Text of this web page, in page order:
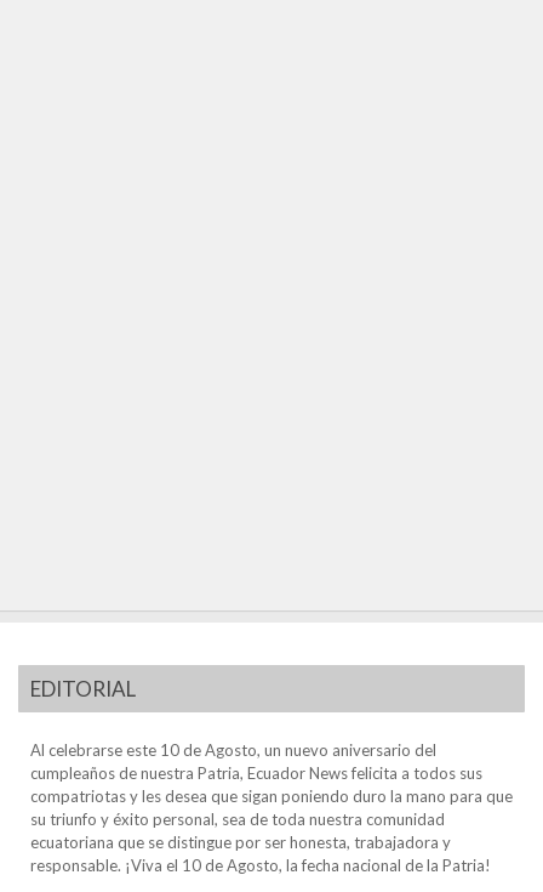
EDITORIAL
Al celebrarse este 10 de Agosto, un nuevo aniversario del
cumpleaños de nuestra Patria, Ecuador News felicita a todos sus
compatriotas y les desea que sigan poniendo duro la mano para que
su triunfo y éxito personal, sea de toda nuestra comunidad
ecuatoriana que se distingue por ser honesta, trabajadora y
responsable. ¡Viva el 10 de Agosto, la fecha nacional de la Patria!